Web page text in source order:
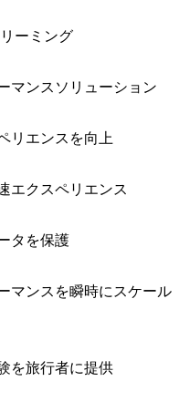
ーミング
マンスソリューション
リエンスを向上
エクスペリエンス
タを保護
マンスを瞬時にスケール
を旅行者に提供